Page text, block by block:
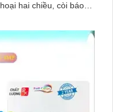
hai chiều, còi báo
nước, đảm bảo hoạt